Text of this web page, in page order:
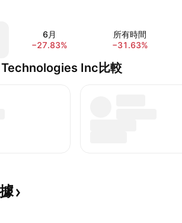
6月
−27.83%
所有時間
−31.63%
Inc比較